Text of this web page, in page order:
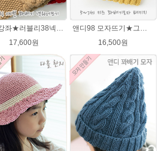
무료강좌★러블리38넥워머★나코폴라 꽈배기넥워머뜨기 뜨개질
17,600원
앤디98 모자뜨기★그레이스메리노울 털실 뜨개질 키즈 아기모자만들기 앤디모자
16,500원